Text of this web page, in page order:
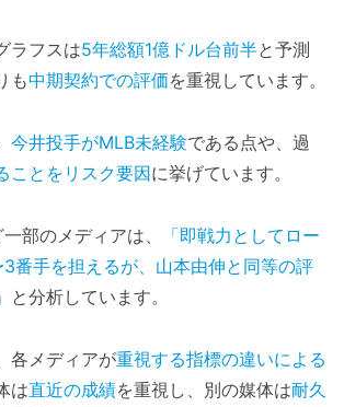
ラフスは5年総額1億ドル台前半と予測
も中期契約での評価を重視しています。
今井投手がMLB未経験である点や、過
ことをリスク要因に挙げています。
部のメディアは、
「即戦力としてロー
番手を担えるが、山本由伸と同等の評
と分析しています。
各メディアが重視する指標の違いによる
は直近の成績を重視し、別の媒体は耐久